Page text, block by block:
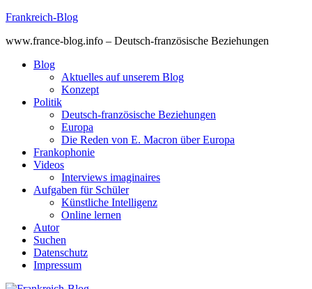
Skip
content
Frankreich-Blog
www.france-blog.info – Deutsch-französische Beziehungen
Blog
Aktuelles auf unserem Blog
Konzept
Politik
Deutsch-französische Beziehungen
Europa
Die Reden von E. Macron über Europa
Frankophonie
Videos
Interviews imaginaires
Aufgaben für Schüler
Künstliche Intelligenz
Online lernen
Autor
Suchen
Datenschutz
Impressum